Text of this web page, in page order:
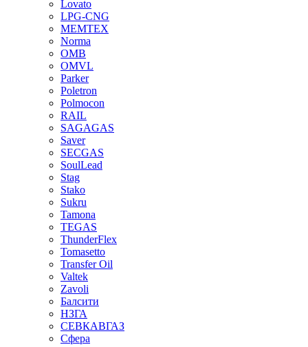
Lovato
LPG-CNG
MEMTEX
Norma
OMB
OMVL
Parker
Poletron
Polmocon
RAIL
SAGAGAS
Saver
SECGAS
SoulLead
Stag
Stako
Sukru
Tamona
TEGAS
ThunderFlex
Tomasetto
Transfer Oil
Valtek
Zavoli
Балсити
НЗГА
СЕВКАВГАЗ
Сфера